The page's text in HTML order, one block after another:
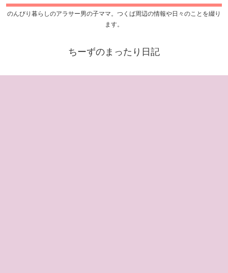
のんびり暮らしのアラサー男の子ママ。つくば周辺の情報や日々のことを綴り
ます。
ちーずのまったり日記